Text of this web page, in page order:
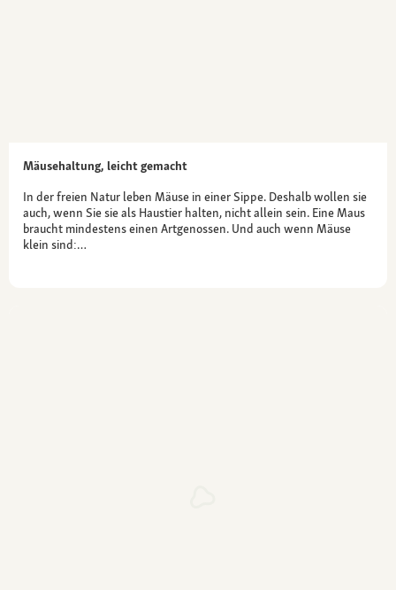
Mäusehaltung, leicht gemacht
In der freien Natur leben Mäuse in einer Sippe. Deshalb wollen sie
auch, wenn Sie sie als Haustier halten, nicht allein sein. Eine Maus
braucht mindestens einen Artgenossen. Und auch wenn Mäuse
klein sind:…